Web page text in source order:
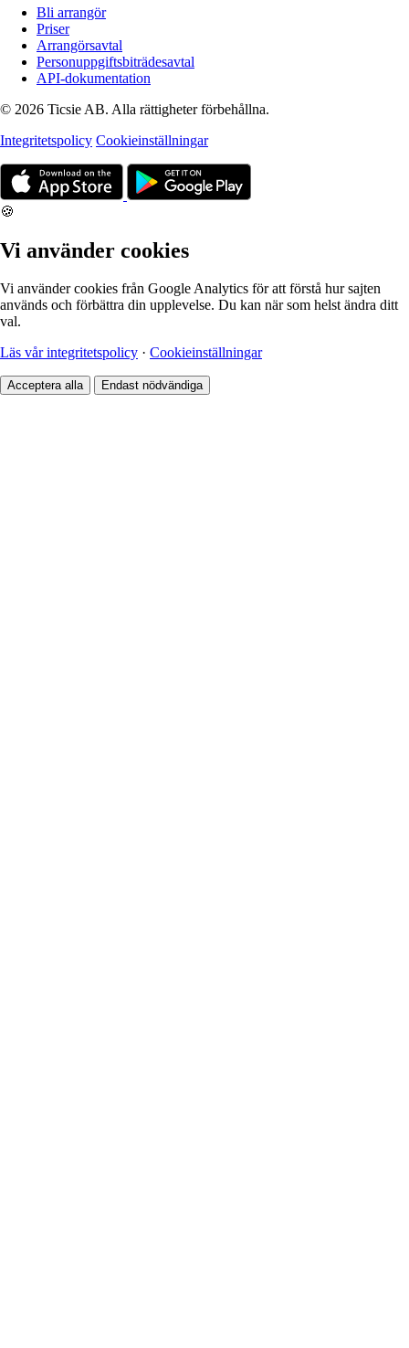
Bli arrangör
Priser
Arrangörsavtal
Personuppgiftsbiträdesavtal
API-dokumentation
© 2026 Ticsie AB. Alla rättigheter förbehållna.
Integritetspolicy Cookieinställningar
🍪
Vi använder cookies
Vi använder cookies från Google Analytics för att förstå hur sajten
används och förbättra din upplevelse. Du kan när som helst ändra ditt
val.
Läs vår integritetspolicy · Cookieinställningar
Acceptera alla Endast nödvändiga